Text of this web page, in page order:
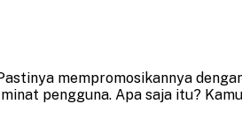
mempromosikannya
pengguna. Apa saja itu?